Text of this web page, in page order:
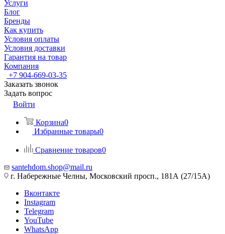
Услуги
Блог
Бренды
Как купить
Условия оплаты
Условия доставки
Гарантия на товар
Компания
+7 904-669-03-35
Заказать звонок
Задать вопрос
Войти
Корзина0
Избранные товары0
Сравнение товаров0
santehdom.shop@mail.ru
г. Набережные Челны, Московский просп., 181А (27/15А)
Вконтакте
Instagram
Telegram
YouTube
WhatsApp